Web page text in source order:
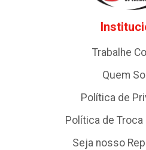
Trabalhe
Quem
Política de
Política de
Seja nosso